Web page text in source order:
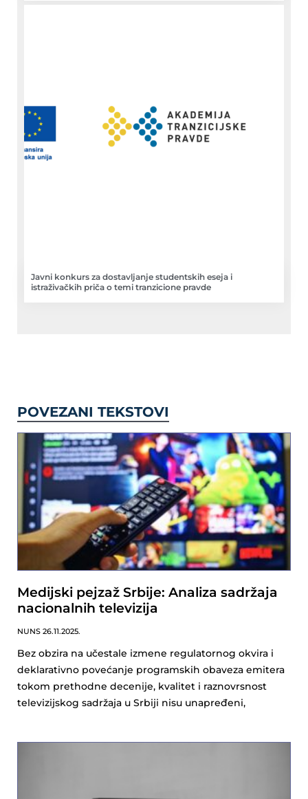
Javni konkurs za dostavljanje studentskih eseja i
istraživačkih priča o temi tranzicione pravde
POVEZANI TEKSTOVI
Medijski pejzaž Srbije: Analiza sadržaja
nacionalnih televizija
NUNS 26.11.2025.
Bez obzira na učestale izmene regulatornog okvira i
deklarativno povećanje programskih obaveza emitera
tokom prethodne decenije, kvalitet i raznovrsnost
televizijskog sadržaja u Srbiji nisu unapređeni,